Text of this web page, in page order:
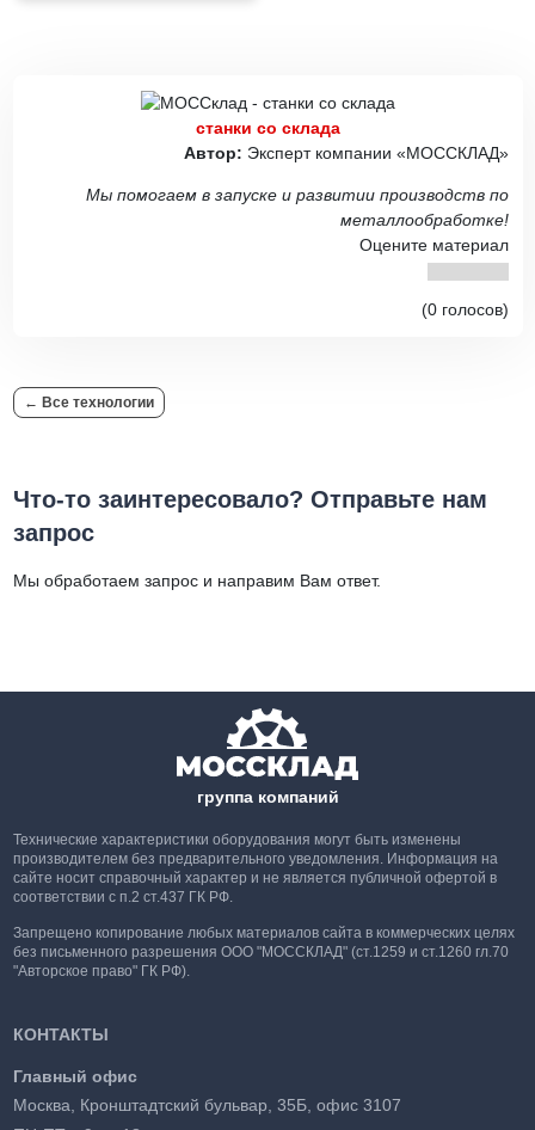
станки со склада
Автор: Эксперт компании «МОССКЛАД»
Мы помогаем в запуске и развитии производств по
металлообработке!
Оцените материал
(0 голосов)
← Все технологии
Что-то заинтересовало? Отправьте нам
запрос
Мы обработаем запрос и направим Вам ответ.
группа компаний
Технические характеристики оборудования могут быть изменены
производителем без предварительного уведомления. Информация на
сайте носит справочный характер и не является публичной офертой в
соответствии с п.2 ст.437 ГК РФ.
Запрещено копирование любых материалов сайта в коммерческих целях
без письменного разрешения ООО "МОССКЛАД" (ст.1259 и ст.1260 гл.70
"Авторское право" ГК РФ).
КОНТАКТЫ
Главный офис
Москва, Кронштадтский бульвар, 35Б, офис 3107